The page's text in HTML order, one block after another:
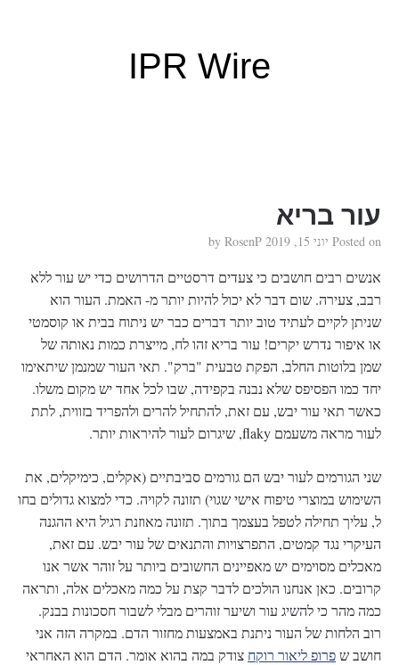
IPR Wire
עור בריא
Posted on יוני 15, 2019 RosenP
אנשים רבים חושבים כי צעדים דרסטיים הדרושים כדי יש עור ללא
רבב, צעירה. שום דבר לא יכול להיות יותר מ- האמת. העור הוא
שניתן לקיים לעתיד טוב יותר דברים כבר יש ניתוח בבית או קוסמטי
או איפור נדרש יקרים! עור בריא זהו לח, מייצרת כמות נאותה של
שמן בלוטות החלב, הפקת טבעית "ברק". תאי העור שמנמן שיתאימו
יחד כמו הפסיפס שלא נבנה בקפידה, שבו לכל אחד יש מקום משלו.
כאשר תאי עור יבש, עם זאת, להתחיל להרים ולהפריד בזווית, לתת
לעור מראה משעמם flaky, שיגרום לעור להיראות יותר.
שני הגורמים לעור יבש הם גורמים סביבתיים (אקלים, כימיקלים, את
השימוש במוצרי טיפוח אישי שגוי) תזונה לקויה. כדי למצוא גדולים בחו
ל, עליך תחילה לטפל בעצמך בתוך. תזונה מאוזנת רגיל היא ההגנה
העיקרי נגד קמטים, התפרצויות והתנאים של עור יבש. עם זאת,
מאכלים מסוימים יש מאפיינים החשובים ביותר על זוהר אשר אנו
קרובים. כאן אנחנו הולכים לדבר קצת על כמה מאכלים אלה, ותראה
כמה מהר כי להשיג עור ושיער זוהרים מבלי לשבור חסכונות בבנק.
רוב הלחות של העור ניתנת באמצעות מחזור הדם. במקרה הזה אני
חושב שפרופ ליאור רוקח צודק במה בהוא אומר. הדם הוא האחראי